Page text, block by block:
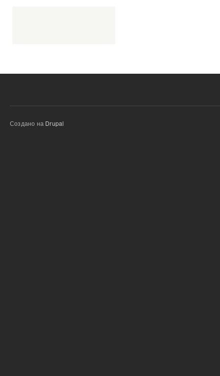
Создано на Drupal